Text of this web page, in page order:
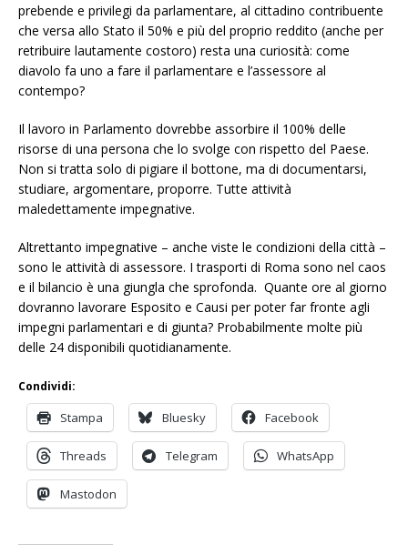
prebende e privilegi da parlamentare, al cittadino contribuente
che versa allo Stato il 50% e più del proprio reddito (anche per
retribuire lautamente costoro) resta una curiosità: come
diavolo fa uno a fare il parlamentare e l’assessore al
contempo?
Il lavoro in Parlamento dovrebbe assorbire il 100% delle
risorse di una persona che lo svolge con rispetto del Paese.
Non si tratta solo di pigiare il bottone, ma di documentarsi,
studiare, argomentare, proporre. Tutte attività
maledettamente impegnative.
Altrettanto impegnative – anche viste le condizioni della città –
sono le attività di assessore. I trasporti di Roma sono nel caos
e il bilancio è una giungla che sprofonda. Quante ore al giorno
dovranno lavorare Esposito e Causi per poter far fronte agli
impegni parlamentari e di giunta? Probabilmente molte più
delle 24 disponibili quotidianamente.
Condividi:
Stampa Bluesky Facebook
Threads Telegram WhatsApp
Mastodon